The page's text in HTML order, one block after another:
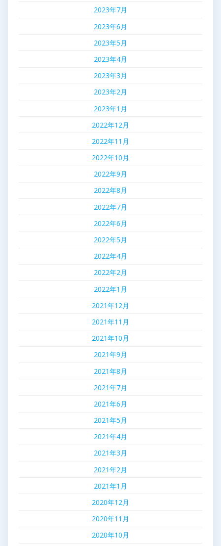
2023年7月
2023年6月
2023年5月
2023年4月
2023年3月
2023年2月
2023年1月
2022年12月
2022年11月
2022年10月
2022年9月
2022年8月
2022年7月
2022年6月
2022年5月
2022年4月
2022年2月
2022年1月
2021年12月
2021年11月
2021年10月
2021年9月
2021年8月
2021年7月
2021年6月
2021年5月
2021年4月
2021年3月
2021年2月
2021年1月
2020年12月
2020年11月
2020年10月